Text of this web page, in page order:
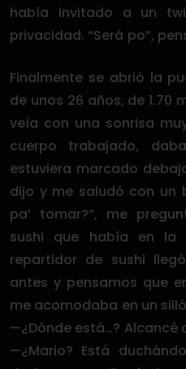
había invitado a un
privacidad. “Será po”,
Finalmente se abrió la
de unos 26 años, de 1.70
veía con una sonrisa
cuerpo trabajado,
estuviera marcado
dijo y me saludó con un
pa’ tomar?”, me
sushi que había en la
repartidor de sushi
antes y pensamos que
me acomodaba en un
—¿Dónde está…? Alcancé
—¿Mario? Está